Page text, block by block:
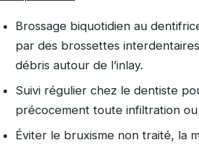
Brossage biquotidien au
par des brossettes
débris autour de l’inlay.
Suivi régulier chez le dentiste
précocement toute infiltration
Éviter le bruxisme non traité, la